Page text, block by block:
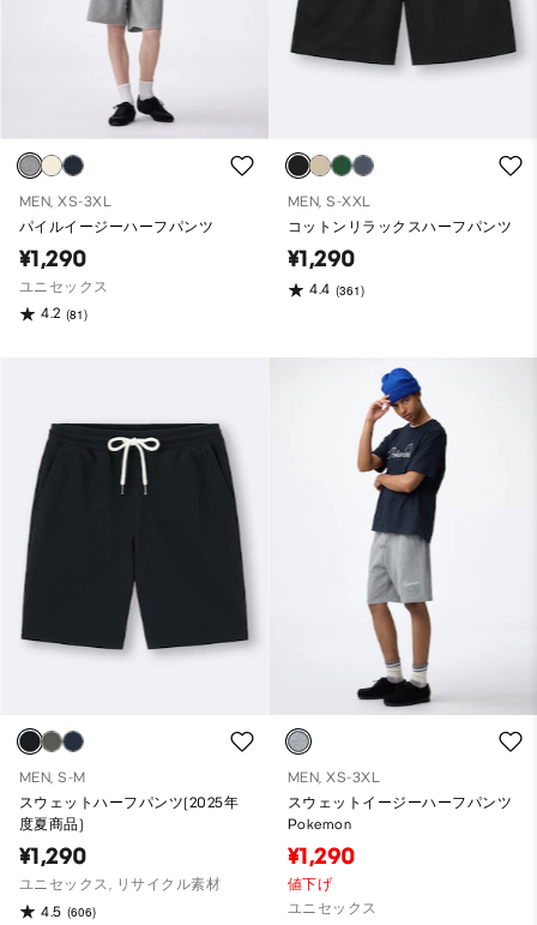
MEN, XS-3XL
パイルイージーハーフパンツ
¥1,290
ユニセックス
4.2 (81)
MEN, S-XXL
コットンリラックスハーフパンツ
¥1,290
4.4 (361)
MEN, S-M
スウェットハーフパンツ(2025年
度夏商品)
¥1,290
ユニセックス, リサイクル素材
4.5 (606)
MEN, XS-3XL
スウェットイージーハーフパンツ
Pokemon
¥1,290
値下げ
ユニセックス